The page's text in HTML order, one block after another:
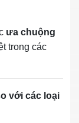
ưa chuộng
trong các
với các loại